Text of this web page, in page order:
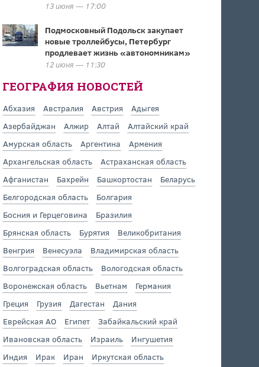
13 июня — 17:00
Подмосковный Подольск закупает
новые троллейбусы, Петербург
продлевает жизнь «автономникам»
12 июня — 11:30
ГЕОГРАФИЯ НОВОСТЕЙ
Абхазия Австралия Австрия
Адыгея
Азербайджан
Алжир Алтай
Алтайский край
Амурская область
Аргентина
Армения
Архангельская область
Астраханская область
Афганистан
Бахрейн Башкортостан
Беларусь
Белгородская область
Болгария
Босния и Герцеговина
Бразилия
Брянская область
Бурятия
Великобритания
Венгрия
Венесуэла
Владимирская область
Волгоградская область
Вологодская область
Воронежская область
Вьетнам
Германия
Греция
Грузия Дагестан
Дания
Еврейская АО
Египет
Забайкальский край
Ивановская область
Израиль
Ингушетия
Индия
Ирак Иран
Иркутская область